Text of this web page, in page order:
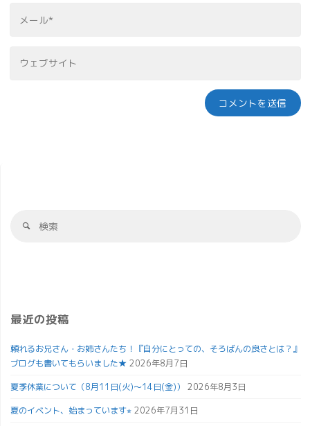
最近の投稿
頼れるお兄さん・お姉さんたち！『自分にとっての、そろばんの良さとは？』
ブログも書いてもらいました★ 2026年8月7日
夏季休業について（8月11日(火)～14日(金)） 2026年8月3日
夏のイベント、始まっています⭐︎ 2026年7月31日